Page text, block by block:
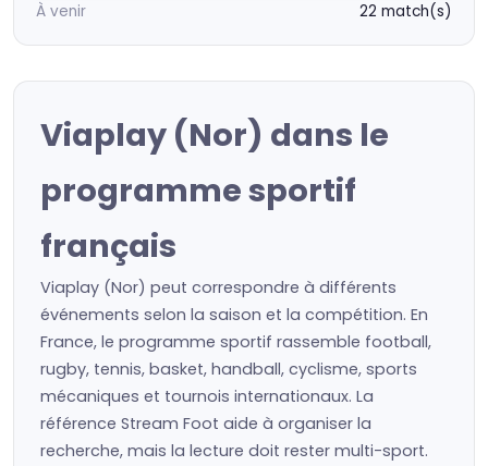
À venir
22 match(s)
Viaplay (Nor) dans le
programme sportif
français
Viaplay (Nor) peut correspondre à différents
événements selon la saison et la compétition. En
France, le programme sportif rassemble football,
rugby, tennis, basket, handball, cyclisme, sports
mécaniques et tournois internationaux. La
référence Stream Foot aide à organiser la
recherche, mais la lecture doit rester multi-sport.